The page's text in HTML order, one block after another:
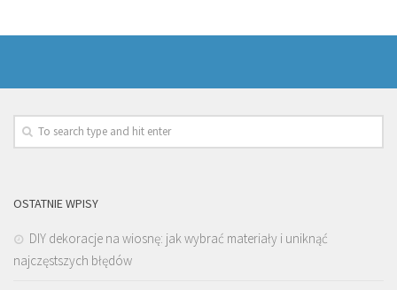
OSTATNIE WPISY
DIY dekoracje na wiosnę: jak wybrać materiały i uniknąć
najczęstszych błędów